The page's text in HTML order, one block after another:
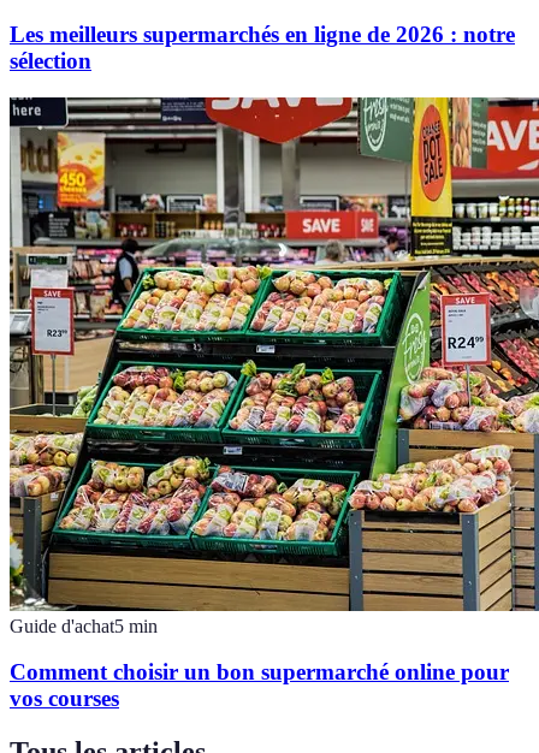
Les meilleurs supermarchés en ligne de 2026 : notre
sélection
Guide d'achat5 min
Comment choisir un bon supermarché online pour
vos courses